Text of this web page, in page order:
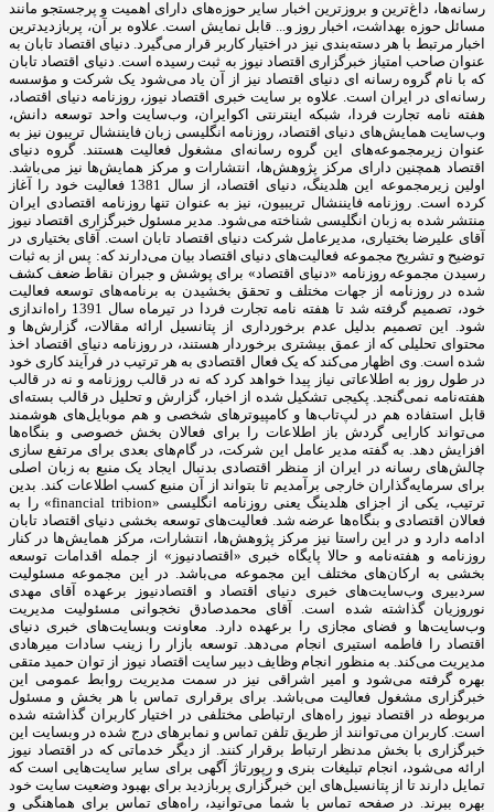
رسانه‌ها، داغ‌ترین و بروزترین اخبار سایر حوزه‌های دارای اهمیت و پرجستجو مانند
مسائل حوزه بهداشت، اخبار روز و... قابل نمایش است. علاوه بر آن، پربازدیدترین
اخبار مرتبط با هر دسته‌بندی نیز در اختیار کاربر قرار می‌گیرد. دنیای اقتصاد تابان به
عنوان صاحب امتیاز خبرگزاری اقتصاد نیوز به ثبت رسیده است. دنیای اقتصاد تابان
که با نام گروه رسانه ای دنیای اقتصاد نیز از آن یاد می‌شود یک شرکت و مؤسسه
رسانه‌ای در ایران است. علاوه بر سایت خبری اقتصاد نیوز، روزنامه دنیای اقتصاد،
هفته ‌نامه تجارت فردا، شبکه اینترنتی اکوایران، وب‌سایت واحد توسعه دانش،
وب‌سایت همایش‌های دنیای اقتصاد، روزنامه انگلیسی ‌زبان فایننشال تریبون نیز به
عنوان زیرمجموعه‌های این گروه رسانه‌ای مشغول فعالیت هستند. گروه دنیای
اقتصاد همچنین دارای مرکز پژوهش‌ها، انتشارات و مرکز همایش‌ها نیز می‌باشد.
اولین زیرمجموعه این هلدینگ، دنیای اقتصاد، از سال 1381 فعالیت خود را آغاز
کرده است. روزنامه فایننشال تریبیون، نیز به عنوان تنها روزنامه اقتصادی ایران
منتشر شده به زبان انگلیسی شناخته می‌شود. مدیر مسئول خبرگزاری اقتصاد نیوز
آقای علیرضا بختیاری، مدیرعامل شرکت دنیای اقتصاد تابان است. آقای بختیاری در
توضیح و تشریح مجموعه فعالیت‌های دنیای اقتصاد بیان می‌دارند که: پس از به ثبات
رسیدن مجموعه روزنامه «دنیای اقتصاد» برای پوشش و جبران نقاط ضعف کشف
شده در روزنامه از جهات مختلف و تحقق بخشیدن به برنامه‌های توسعه فعالیت
خود، تصمیم گرفته شد تا هفته نامه تجارت فردا در تیرماه سال 1391 راه‌اندازی
شود. این تصمیم بدلیل عدم برخورداری از پتانسیل ارائه مقالات، گزارش‌ها و
محتوای تحلیلی که از عمق بیشتری برخوردار هستند، در روزنامه دنیای اقتصاد اخذ
شده است. وی اظهار می‌کند که یک فعال اقتصادی به هر ترتیب در فرآیند کاری خود
در طول روز به اطلاعاتی نیاز پیدا خواهد کرد که نه در قالب روزنامه و نه در قالب
هفته‌نامه نمی‌گنجد. پکیجی تشکیل شده از اخبار، گزارش و تحلیل در قالب بسته‌ای
قابل استفاده هم در لپ‌تاب‌ها و کامپیوترهای شخصی و هم موبایل‌های هوشمند
می‌تواند کارایی گردش باز اطلاعات را برای فعالان بخش خصوصی و بنگاه‌ها
افزایش دهد. به گفته مدیر عامل این شرکت، در گام‌های بعدی برای مرتفع سازی
چالش‌های رسانه در ایران از منظر اقتصادی بدنبال ایجاد یک منبع به زبان اصلی
برای سرمایه‌گذاران خارجی برآمدیم تا بتواند از آن منبع کسب اطلاعات کند. بدین
ترتیب، یکی از اجزای هلدینگ یعنی روزنامه انگلیسی «financial tribion» را به
فعالان اقتصادی و بنگاه‌ها عرضه شد. فعالیت‌های توسعه بخشی دنیای اقتصاد تابان
ادامه دارد و در این راستا نیز مرکز پژوهش‌ها، انتشارات، مرکز همایش‌ها در کنار
روزنامه و هفته‌نامه و حالا پایگاه خبری «اقتصادنیوز» از جمله اقدامات توسعه
بخشی به ارکان‌های مختلف این مجموعه می‌باشد. در این مجموعه مسئولیت
سردبیری وب‌سایت‌های خبری دنیای اقتصاد و اقتصادنیوز برعهده آقای مهدی
نوروزیان گذاشته شده است. آقای محمدصادق نخجوانی مسئولیت مدیریت
وب‌سایت‌ها و فضای مجازی را برعهده دارد. معاونت وبسایت‌های خبری دنیای
اقتصاد را فاطمه استیری انجام می‌دهد. توسعه بازار را زینب سادات میرهادی
مدیریت می‌کند. به منظور انجام وظایف دبیر سایت اقتصاد نیوز از توان حمید متقی
بهره گرفته می‌شود و امیر اشراقی نیز در سمت مدیریت روابط عمومی این
خبرگزاری مشغول فعالیت می‌باشد. برای برقراری تماس با هر بخش و مسئول
مربوطه در اقتصاد نیوز راه‌های ارتباطی مختلفی در اختیار کاربران گذاشته شده
است. کاربران می‌توانند از طریق تلفن تماس و نمابرهای درج شده در وبسایت این
خبرگزاری با بخش مدنظر ارتباط برقرار کنند. از دیگر خدماتی که در اقتصاد نیوز
ارائه می‌شود، انجام تبلیغات بنری و رپورتاژ آگهی برای سایر سایت‌هایی است که
تمایل دارند تا از پتانسیل‌های این خبرگزاری پربازدید برای بهبود وضعیت سایت خود
بهره ببرند. در صفحه تماس با شما می‌توانید، راه‌های تماس برای هماهنگی و